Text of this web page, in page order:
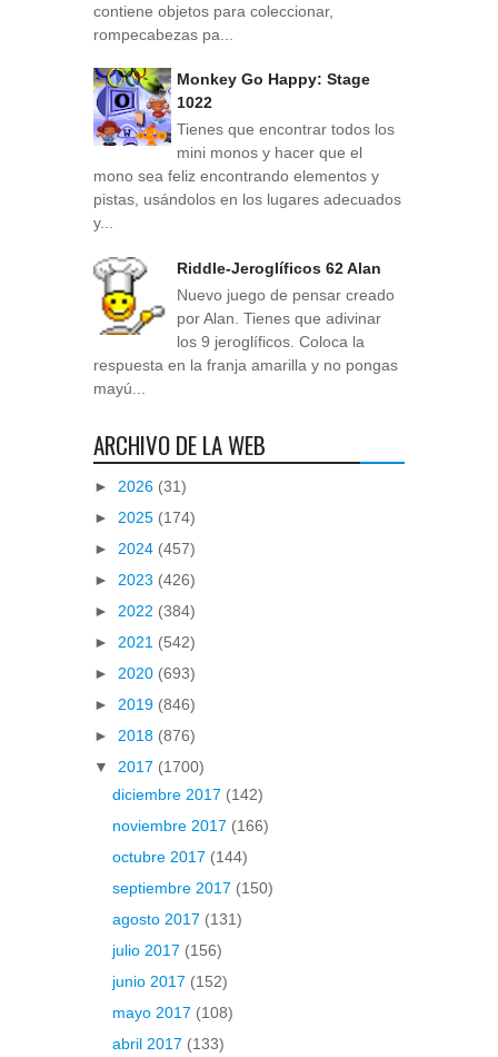
contiene objetos para coleccionar,
rompecabezas pa...
Monkey Go Happy: Stage
1022
Tienes que encontrar todos los
mini monos y hacer que el
mono sea feliz encontrando elementos y
pistas, usándolos en los lugares adecuados
y...
Riddle-Jeroglíficos 62 Alan
Nuevo juego de pensar creado
por Alan. Tienes que adivinar
los 9 jeroglíficos. Coloca la
respuesta en la franja amarilla y no pongas
mayú...
ARCHIVO DE LA WEB
► 2026 (31)
► 2025 (174)
► 2024 (457)
► 2023 (426)
► 2022 (384)
► 2021 (542)
► 2020 (693)
► 2019 (846)
► 2018 (876)
▼ 2017 (1700)
diciembre 2017 (142)
noviembre 2017 (166)
octubre 2017 (144)
septiembre 2017 (150)
agosto 2017 (131)
julio 2017 (156)
junio 2017 (152)
mayo 2017 (108)
abril 2017 (133)